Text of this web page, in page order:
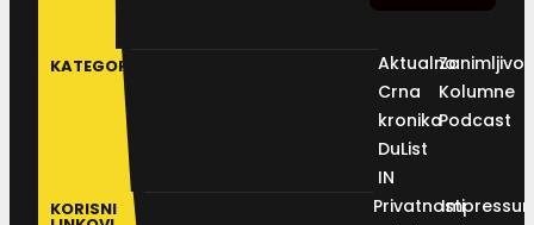
KATEGORIJE
Aktualno
Crna
kronika
DuList
IN
Kolumne
Podcast
KORISNI
Privatnosti